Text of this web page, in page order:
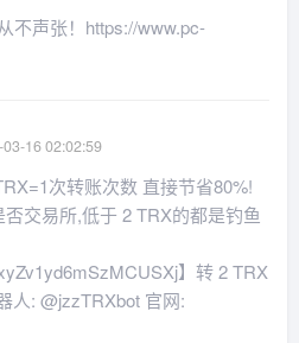
不声张！https://www.pc-
16 02:02:59
次转账次数 直接节省80%!
交易所,低于 2 TRX的都是钓鱼
】转 2 TRX
人: @jzzTRXbot 官网: